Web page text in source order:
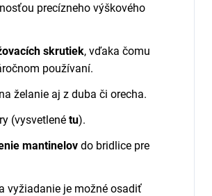
precízneho výškového
skrutiek, vďaka čomu
používaní.
želanie aj z duba či orecha.
(vysvetlené tu).
mantinelov do bridlice pre
vyžiadanie je možné osadiť